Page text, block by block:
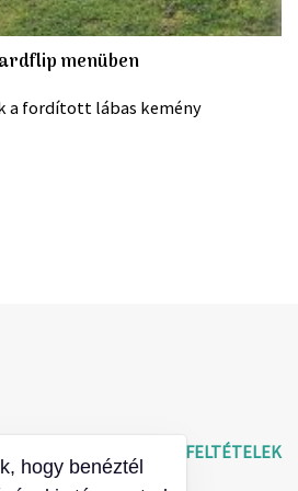
menüben
a fordított lábas kemény
ÁLTALÁNOS SZERZŐDÉSI FELTÉTELEK
hogy benéztél